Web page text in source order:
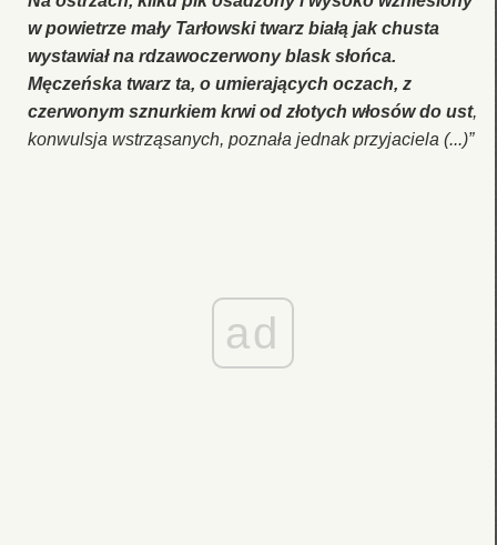
w powietrze mały Tarłowski twarz białą jak chusta
wystawiał na rdzawoczerwony blask słońca.
Męczeńska twarz ta, o umierających oczach, z
czerwonym sznurkiem krwi od złotych włosów do ust,
konwulsja wstrząsanych, poznała jednak przyjaciela (...)”
ad